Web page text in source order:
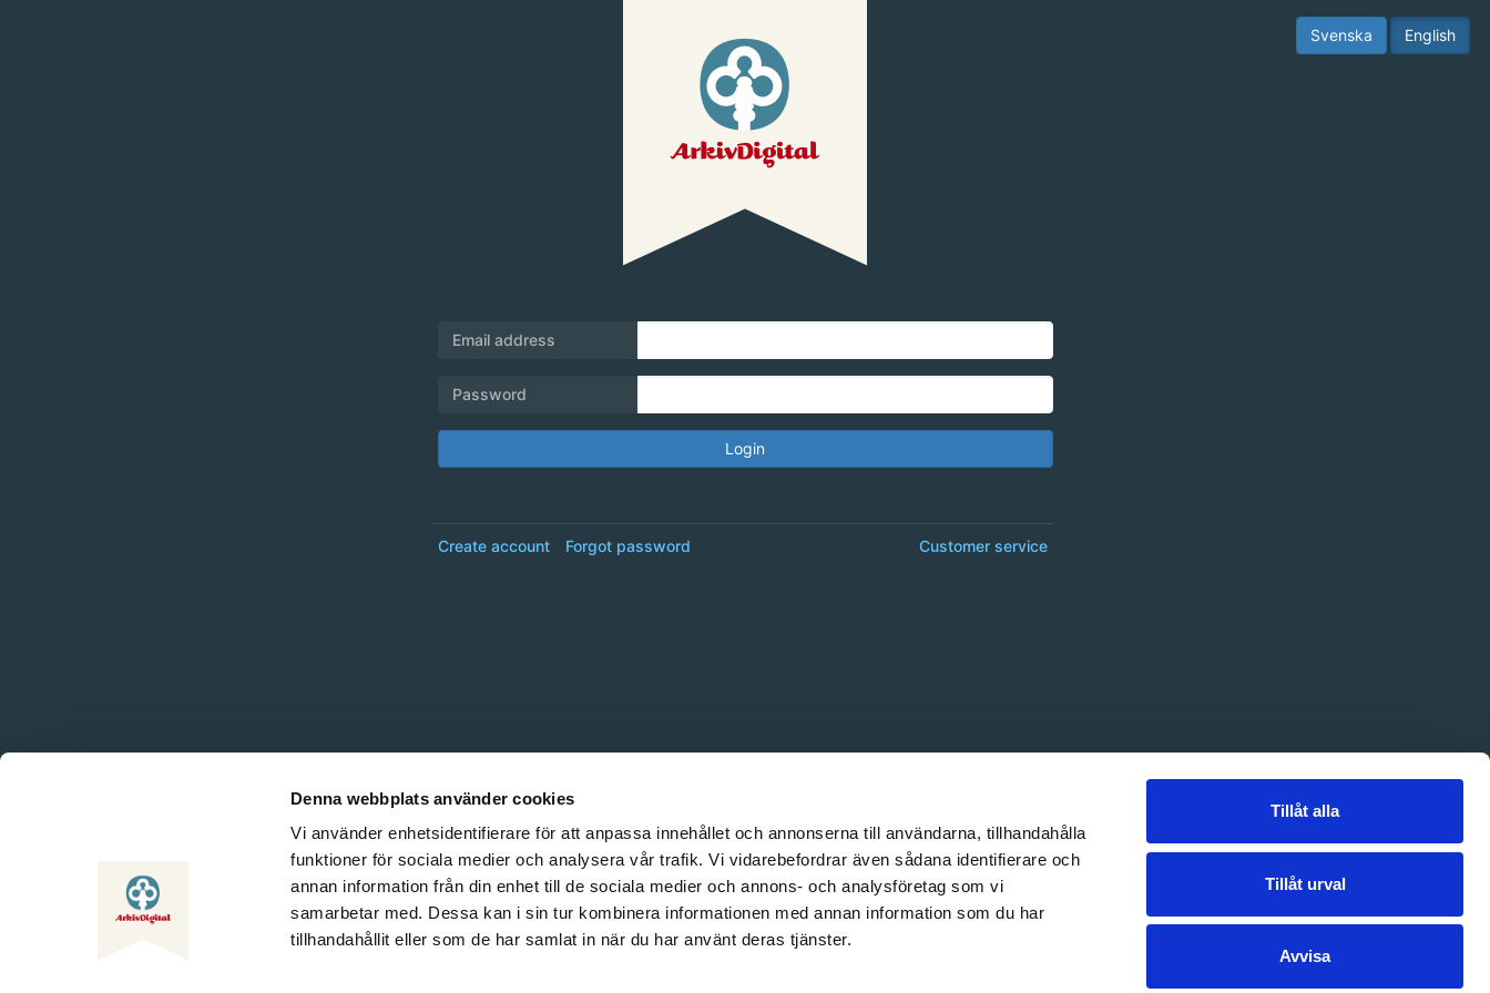
Denna webbplats använder cookies
Vi använder enhetsidentifierare för att anpassa innehållet och annonserna till användarna, tillhandahålla
funktioner för sociala medier och analysera vår trafik. Vi vidarebefordrar även sådana identifierare och
annan information från din enhet till de sociala medier och annons- och analysföretag som vi
samarbetar med. Dessa kan i sin tur kombinera informationen med annan information som du har
tillhandahållit eller som de har samlat in när du har använt deras tjänster.
Tillåt alla
Tillåt urval
Avvisa
English
Svenska
Email address
Password
Login
Customer service
Create account Forgot password